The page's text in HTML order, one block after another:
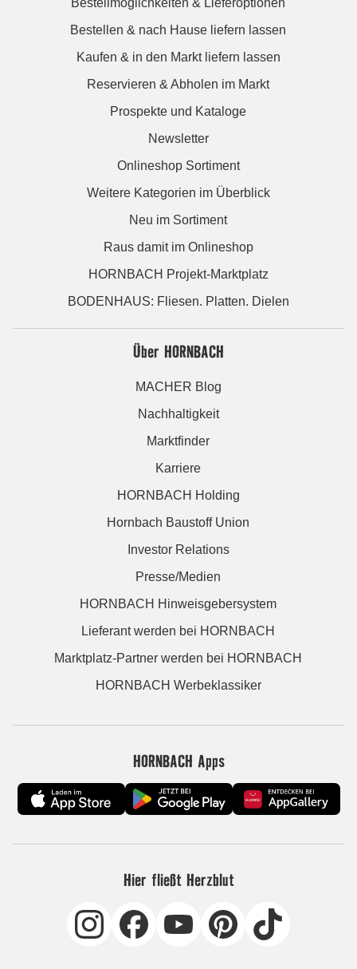
Bestellmöglichkeiten & Lieferoptionen
Bestellen & nach Hause liefern lassen
Kaufen & in den Markt liefern lassen
Reservieren & Abholen im Markt
Prospekte und Kataloge
Newsletter
Onlineshop Sortiment
Weitere Kategorien im Überblick
Neu im Sortiment
Raus damit im Onlineshop
HORNBACH Projekt-Marktplatz
BODENHAUS: Fliesen. Platten. Dielen
Über HORNBACH
MACHER Blog
Nachhaltigkeit
Marktfinder
Karriere
HORNBACH Holding
Hornbach Baustoff Union
Investor Relations
Presse/Medien
HORNBACH Hinweisgebersystem
Lieferant werden bei HORNBACH
Marktplatz-Partner werden bei HORNBACH
HORNBACH Werbeklassiker
HORNBACH Apps
Hier fließt Herzblut